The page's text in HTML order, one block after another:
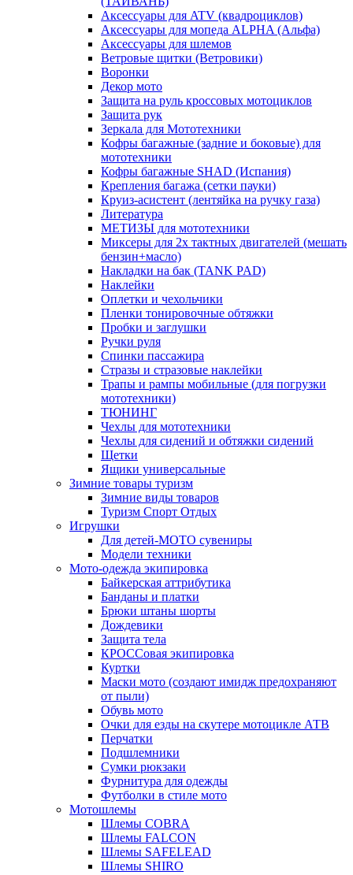
Аксессуары для ATV (квадроциклов)
Аксессуары для мопеда ALPHA (Альфа)
Аксессуары для шлемов
Ветровые щитки (Ветровики)
Воронки
Декор мото
Защита на руль кроссовых мотоциклов
Защита рук
Зеркала для Мототехники
Кофры багажные (задние и боковые) для
мототехники
Кофры багажные SHAD (Испания)
Крепления багажа (сетки пауки)
Круиз-асистент (лентяйка на ручку газа)
Литература
МЕТИЗЫ для мототехники
Миксеры для 2х тактных двигателей (мешать
бензин+масло)
Накладки на бак (TANK PAD)
Наклейки
Оплетки и чехольчики
Пленки тонировочные обтяжки
Пробки и заглушки
Ручки руля
Спинки пассажира
Стразы и стразовые наклейки
Трапы и рампы мобильные (для погрузки
мототехники)
ТЮНИНГ
Чехлы для мототехники
Чехлы для сидений и обтяжки сидений
Щетки
Ящики универсальные
Зимние товары туризм
Зимние виды товаров
Туризм Спорт Отдых
Игрушки
Для детей-МОТО сувениры
Модели техники
Мото-одежда экипировка
Байкерская аттрибутика
Банданы и платки
Брюки штаны шорты
Дождевики
Защита тела
КРОССовая экипировка
Куртки
Маски мото (создают имидж предохраняют
от пыли)
Обувь мото
Очки для езды на скутере мотоцикле АТВ
Перчатки
Подшлемники
Сумки рюкзаки
Фурнитура для одежды
Футболки в стиле мото
Мотошлемы
Шлемы COBRA
Шлемы FALCON
Шлемы SAFELEAD
Шлемы SHIRO